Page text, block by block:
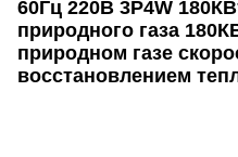
60Гц 220В 3P4W
природного газа
природном газе
восстановлением